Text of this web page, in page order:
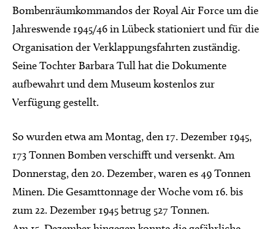
Bombenräumkommandos der Royal Air Force um die
Jahreswende 1945/46 in Lübeck stationiert und für die
Organisation der Verklappungsfahrten zuständig.
Seine Tochter Barbara Tull hat die Dokumente
aufbewahrt und dem Museum kostenlos zur
Verfügung gestellt.
So wurden etwa am Montag, den 17. Dezember 1945,
173 Tonnen Bomben verschifft und versenkt. Am
Donnerstag, den 20. Dezember, waren es 49 Tonnen
Minen. Die Gesamttonnage der Woche vom 16. bis
zum 22. Dezember 1945 betrug 527 Tonnen.